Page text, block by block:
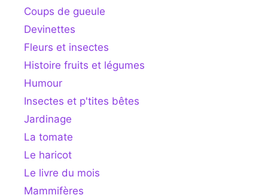
Coups de gueule
Devinettes
Fleurs et insectes
Histoire fruits et légumes
Humour
Insectes et p'tites bêtes
Jardinage
La tomate
Le haricot
Le livre du mois
Mammifères